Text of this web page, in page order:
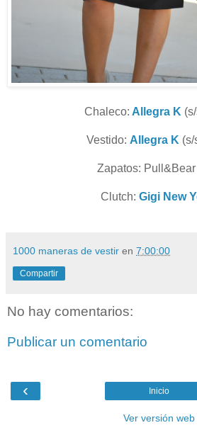
Chaleco: Allegra K
Vestido: Allegra K (s/
Zapatos:
Clutch: Gigi New
1000 maneras de vestir en 7:00:00
Compartir
No hay comentarios:
Publicar un comentario
‹ Inicio
Ver versión web